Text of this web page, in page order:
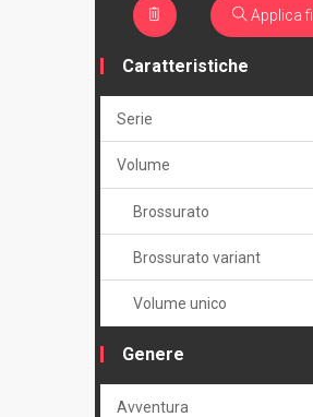
Applica
Caratteristiche
Serie
Volume
Brossurato
Brossurato variant
Volume unico
Genere
Avventura